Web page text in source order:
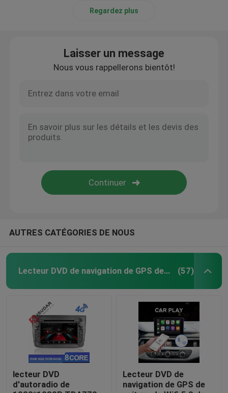
Regardez plus
Laisser un message
Nous vous rappellerons bientôt!
AUTRES CATÉGORIES DE NOUS
Lecteur DVD de navigation de GPS de voiture (57)
lecteur DVD
d'autoradio de
Lecteur DVD de
navigation de GPS de